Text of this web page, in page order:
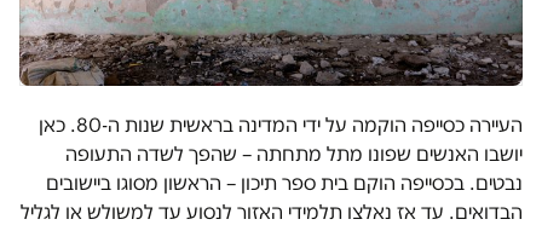
העיירה כסייפה הוקמה על ידי המדינה בראשית שנות ה-80. כאן
יושבו האנשים שפונו מתל מתחתה – שהפך לשדה התעופה
נבטים. בכסייפה הוקם בית ספר תיכון – הראשון מסוגו ביישובים
הבדואים. עד אז נאלצו תלמידי האזור לנסוע עד למשולש או לגליל